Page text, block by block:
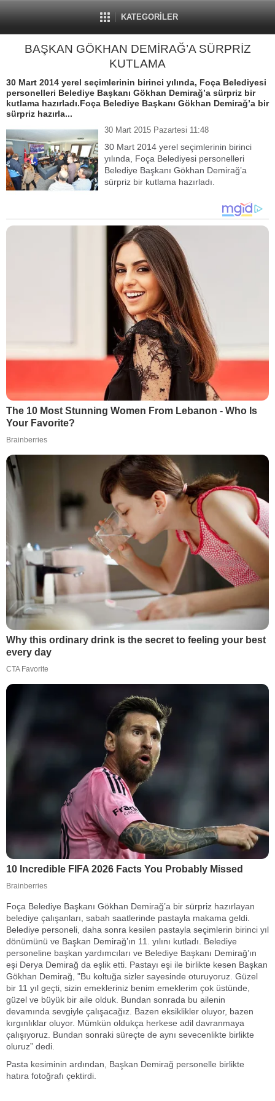
KATEGORİLER
BAŞKAN GÖKHAN DEMİRAĞ’A SÜRPRİZ
KUTLAMA
30 Mart 2014 yerel seçimlerinin birinci yılında, Foça Belediyesi
personelleri Belediye Başkanı Gökhan Demirağ’a sürpriz bir
kutlama hazırladı.Foça Belediye Başkanı Gökhan Demirağ’a bir
sürpriz hazırla...
30 Mart 2015 Pazartesi 11:48
30 Mart 2014 yerel seçimlerinin birinci
yılında, Foça Belediyesi personelleri
Belediye Başkanı Gökhan Demirağ’a
sürpriz bir kutlama hazırladı.
Foça Belediye Başkanı Gökhan Demirağ’a bir sürpriz hazırlayan
belediye çalışanları, sabah saatlerinde pastayla makama geldi.
Belediye personeli, daha sonra kesilen pastayla seçimlerin birinci yıl
dönümünü ve Başkan Demirağ’ın 11. yılını kutladı. Belediye
personeline başkan yardımcıları ve Belediye Başkanı Demirağ’ın
eşi Derya Demirağ da eşlik etti. Pastayı eşi ile birlikte kesen Başkan
Gökhan Demirağ, "Bu koltuğa sizler sayesinde oturuyoruz. Güzel
bir 11 yıl geçti, sizin emekleriniz benim emeklerim çok üstünde,
güzel ve büyük bir aile olduk. Bundan sonrada bu ailenin
devamında sevgiyle çalışacağız. Bazen eksiklikler oluyor, bazen
kırgınlıklar oluyor. Mümkün oldukça herkese adil davranmaya
çalışıyoruz. Bundan sonraki süreçte de aynı sevecenlikte birlikte
oluruz” dedi.
Pasta kesiminin ardından, Başkan Demirağ personelle birlikte
hatıra fotoğrafı çektirdi.